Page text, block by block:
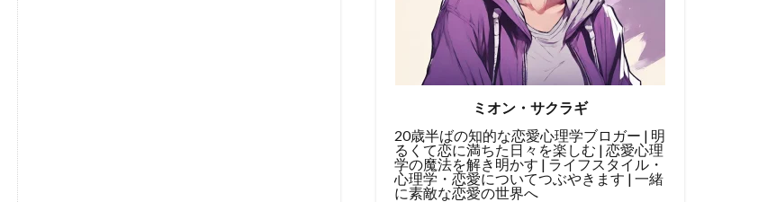
ミオン・サクラギ
20歳半ばの知的な恋愛心理学ブロガー | 明
るくて恋に満ちた日々を楽しむ | 恋愛心理
学の魔法を解き明かす | ライフスタイル・
心理学・恋愛についてつぶやきます | 一緒
に素敵な恋愛の世界へ